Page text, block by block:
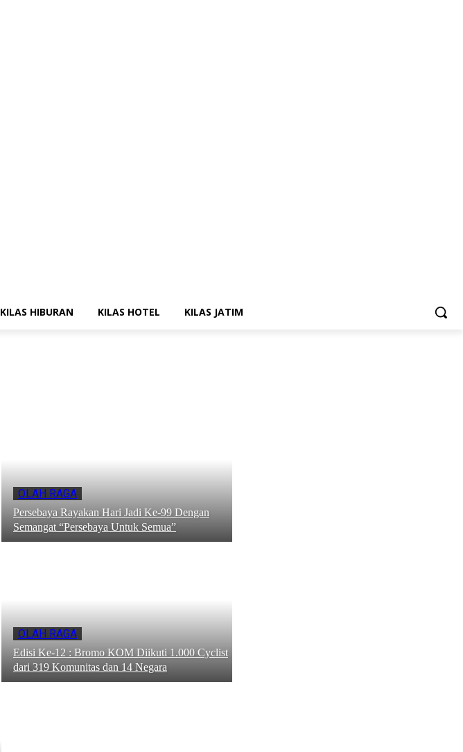
KILAS HIBURAN KILAS HOTEL KILAS JATIM
OLAH RAGA
Persebaya Rayakan Hari Jadi Ke-99 Dengan
Semangat “Persebaya Untuk Semua”
OLAH RAGA
Edisi Ke-12 : Bromo KOM Diikuti 1.000 Cyclist
dari 319 Komunitas dan 14 Negara